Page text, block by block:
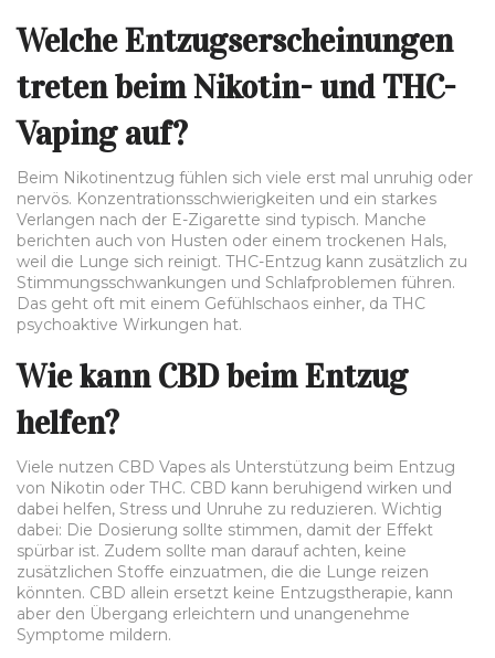
Welche Entzugserscheinungen
treten beim Nikotin- und THC-
Vaping auf?
Beim Nikotinentzug fühlen sich viele erst mal unruhig oder
nervös. Konzentrationsschwierigkeiten und ein starkes
Verlangen nach der E-Zigarette sind typisch. Manche
berichten auch von Husten oder einem trockenen Hals,
weil die Lunge sich reinigt. THC-Entzug kann zusätzlich zu
Stimmungsschwankungen und Schlafproblemen führen.
Das geht oft mit einem Gefühlschaos einher, da THC
psychoaktive Wirkungen hat.
Wie kann CBD beim Entzug
helfen?
Viele nutzen CBD Vapes als Unterstützung beim Entzug
von Nikotin oder THC. CBD kann beruhigend wirken und
dabei helfen, Stress und Unruhe zu reduzieren. Wichtig
dabei: Die Dosierung sollte stimmen, damit der Effekt
spürbar ist. Zudem sollte man darauf achten, keine
zusätzlichen Stoffe einzuatmen, die die Lunge reizen
könnten. CBD allein ersetzt keine Entzugstherapie, kann
aber den Übergang erleichtern und unangenehme
Symptome mildern.